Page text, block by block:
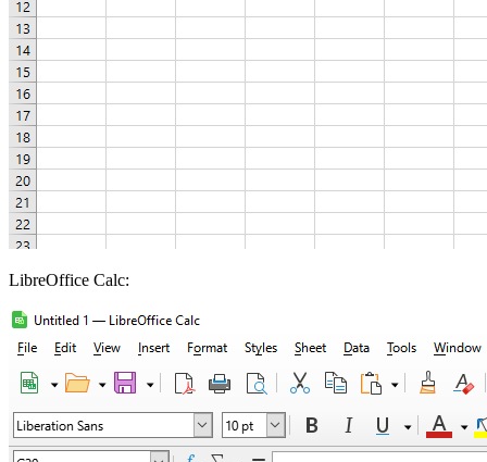
LibreOffice Calc: